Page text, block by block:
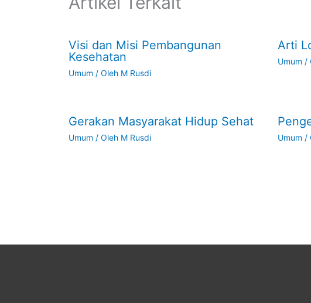
Visi dan Misi Pembangunan
Kesehatan
Umum / Oleh M Rusdi
Arti
Umum /
Gerakan Masyarakat Hidup Sehat
Umum / Oleh M Rusdi Umum /